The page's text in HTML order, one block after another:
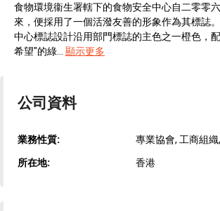
食物環境衞生署轄下的食物安全中心自二零零
來，便採用了一個活潑友善的形象作為其標誌。
中心標誌設計沿用部門標誌的主色之一橙色，
希望"的綠...
顯示更多
公司資料
業務性質: 專業協會, 工商組
所在地: 香港